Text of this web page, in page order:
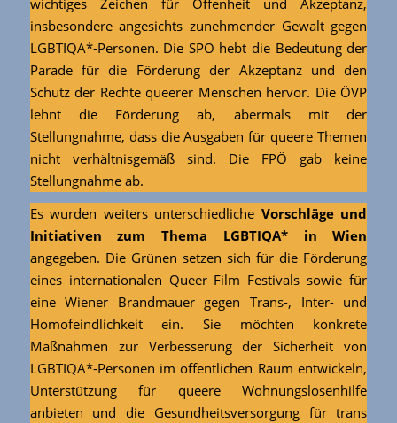
insbesondere angesichts zunehmender Gewalt gegen
LGBTIQA*-Personen. Die SPÖ hebt die Bedeutung der
Parade für die Förderung der Akzeptanz und den
Schutz der Rechte queerer Menschen hervor. Die ÖVP
lehnt die Förderung ab, abermals mit der
Stellungnahme, dass die Ausgaben für queere Themen
nicht verhältnisgemäß sind. Die FPÖ gab keine
Stellungnahme ab.
Es wurden weiters unterschiedliche Vorschläge und
Initiativen zum Thema LGBTIQA* in Wien
angegeben. Die Grünen setzen sich für die Förderung
eines internationalen Queer Film Festivals sowie für
eine Wiener Brandmauer gegen Trans-, Inter- und
Homofeindlichkeit ein. Sie möchten konkrete
Maßnahmen zur Verbesserung der Sicherheit von
LGBTIQA*-Personen im öffentlichen Raum entwickeln,
Unterstützung für queere Wohnungslosenhilfe
anbieten und die Gesundheitsversorgung für trans